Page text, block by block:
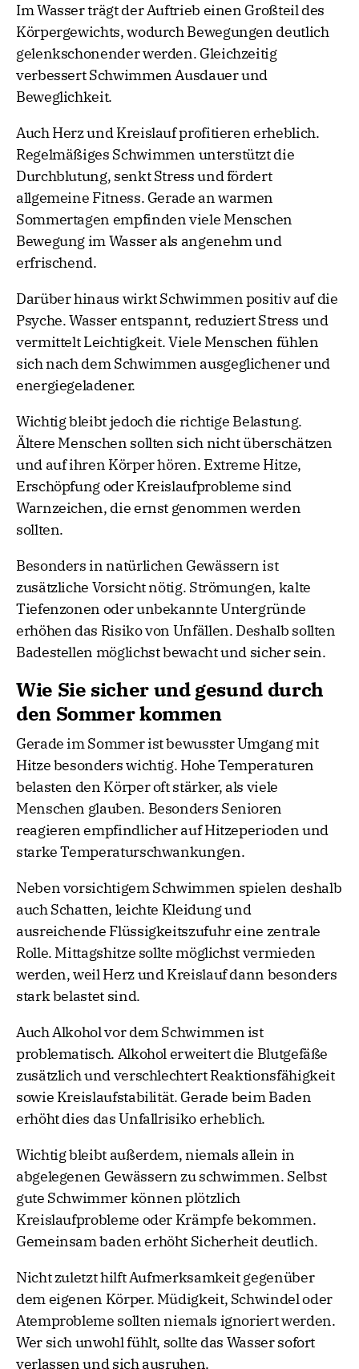
Im Wasser trägt der Auftrieb einen Großteil des
Körpergewichts, wodurch Bewegungen deutlich
gelenkschonender werden. Gleichzeitig
verbessert Schwimmen Ausdauer und
Beweglichkeit.
Auch Herz und Kreislauf profitieren erheblich.
Regelmäßiges Schwimmen unterstützt die
Durchblutung, senkt Stress und fördert
allgemeine Fitness. Gerade an warmen
Sommertagen empfinden viele Menschen
Bewegung im Wasser als angenehm und
erfrischend.
Darüber hinaus wirkt Schwimmen positiv auf die
Psyche. Wasser entspannt, reduziert Stress und
vermittelt Leichtigkeit. Viele Menschen fühlen
sich nach dem Schwimmen ausgeglichener und
energiegeladener.
Wichtig bleibt jedoch die richtige Belastung.
Ältere Menschen sollten sich nicht überschätzen
und auf ihren Körper hören. Extreme Hitze,
Erschöpfung oder Kreislaufprobleme sind
Warnzeichen, die ernst genommen werden
sollten.
Besonders in natürlichen Gewässern ist
zusätzliche Vorsicht nötig. Strömungen, kalte
Tiefenzonen oder unbekannte Untergründe
erhöhen das Risiko von Unfällen. Deshalb sollten
Badestellen möglichst bewacht und sicher sein.
Wie Sie sicher und gesund durch
den Sommer kommen
Gerade im Sommer ist bewusster Umgang mit
Hitze besonders wichtig. Hohe Temperaturen
belasten den Körper oft stärker, als viele
Menschen glauben. Besonders Senioren
reagieren empfindlicher auf Hitzeperioden und
starke Temperaturschwankungen.
Neben vorsichtigem Schwimmen spielen deshalb
auch Schatten, leichte Kleidung und
ausreichende Flüssigkeitszufuhr eine zentrale
Rolle. Mittagshitze sollte möglichst vermieden
werden, weil Herz und Kreislauf dann besonders
stark belastet sind.
Auch Alkohol vor dem Schwimmen ist
problematisch. Alkohol erweitert die Blutgefäße
zusätzlich und verschlechtert Reaktionsfähigkeit
sowie Kreislaufstabilität. Gerade beim Baden
erhöht dies das Unfallrisiko erheblich.
Wichtig bleibt außerdem, niemals allein in
abgelegenen Gewässern zu schwimmen. Selbst
gute Schwimmer können plötzlich
Kreislaufprobleme oder Krämpfe bekommen.
Gemeinsam baden erhöht Sicherheit deutlich.
Nicht zuletzt hilft Aufmerksamkeit gegenüber
dem eigenen Körper. Müdigkeit, Schwindel oder
Atemprobleme sollten niemals ignoriert werden.
Wer sich unwohl fühlt, sollte das Wasser sofort
verlassen und sich ausruhen.